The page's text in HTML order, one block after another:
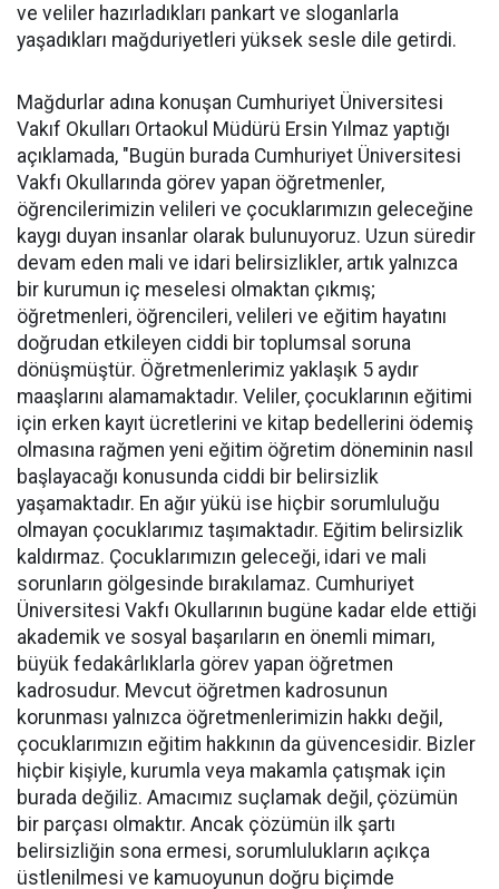
ve veliler hazırladıkları pankart ve sloganlarla
yaşadıkları mağduriyetleri yüksek sesle dile getirdi.
Mağdurlar adına konuşan Cumhuriyet Üniversitesi
Vakıf Okulları Ortaokul Müdürü Ersin Yılmaz yaptığı
açıklamada, "Bugün burada Cumhuriyet Üniversitesi
Vakfı Okullarında görev yapan öğretmenler,
öğrencilerimizin velileri ve çocuklarımızın geleceğine
kaygı duyan insanlar olarak bulunuyoruz. Uzun süredir
devam eden mali ve idari belirsizlikler, artık yalnızca
bir kurumun iç meselesi olmaktan çıkmış;
öğretmenleri, öğrencileri, velileri ve eğitim hayatını
doğrudan etkileyen ciddi bir toplumsal soruna
dönüşmüştür. Öğretmenlerimiz yaklaşık 5 aydır
maaşlarını alamamaktadır. Veliler, çocuklarının eğitimi
için erken kayıt ücretlerini ve kitap bedellerini ödemiş
olmasına rağmen yeni eğitim öğretim döneminin nasıl
başlayacağı konusunda ciddi bir belirsizlik
yaşamaktadır. En ağır yükü ise hiçbir sorumluluğu
olmayan çocuklarımız taşımaktadır. Eğitim belirsizlik
kaldırmaz. Çocuklarımızın geleceği, idari ve mali
sorunların gölgesinde bırakılamaz. Cumhuriyet
Üniversitesi Vakfı Okullarının bugüne kadar elde ettiği
akademik ve sosyal başarıların en önemli mimarı,
büyük fedakârlıklarla görev yapan öğretmen
kadrosudur. Mevcut öğretmen kadrosunun
korunması yalnızca öğretmenlerimizin hakkı değil,
çocuklarımızın eğitim hakkının da güvencesidir. Bizler
hiçbir kişiyle, kurumla veya makamla çatışmak için
burada değiliz. Amacımız suçlamak değil, çözümün
bir parçası olmaktır. Ancak çözümün ilk şartı
belirsizliğin sona ermesi, sorumlulukların açıkça
üstlenilmesi ve kamuoyunun doğru biçimde